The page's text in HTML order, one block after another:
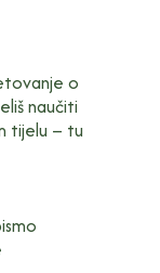
o
naučiti
tijelu – tu